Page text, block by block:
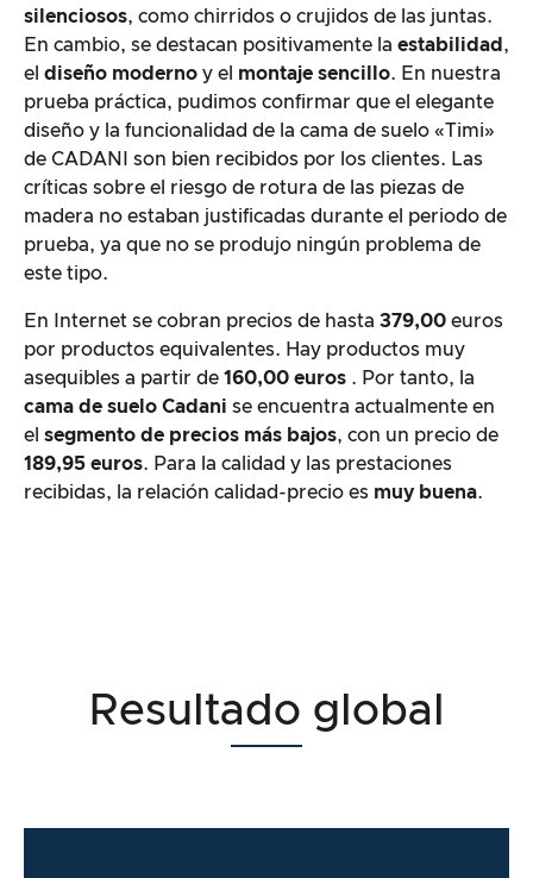
silenciosos, como chirridos o crujidos de las juntas.
En cambio, se destacan positivamente la estabilidad ,
el diseño moderno y el montaje sencillo. En nuestra
prueba práctica, pudimos confirmar que el elegante
diseño y la funcionalidad de la cama de suelo «Timi»
de CADANI son bien recibidos por los clientes. Las
críticas sobre el riesgo de rotura de las piezas de
madera no estaban justificadas durante el periodo de
prueba, ya que no se produjo ningún problema de
este tipo.
En Internet se cobran precios de hasta 379,00 euros
por productos equivalentes. Hay productos muy
asequibles a partir de 160,00 euros . Por tanto, la
cama de suelo Cadani se encuentra actualmente en
el segmento de precios más bajos, con un precio de
189,95 euros. Para la calidad y las prestaciones
recibidas, la relación calidad-precio es muy buena.
Resultado global